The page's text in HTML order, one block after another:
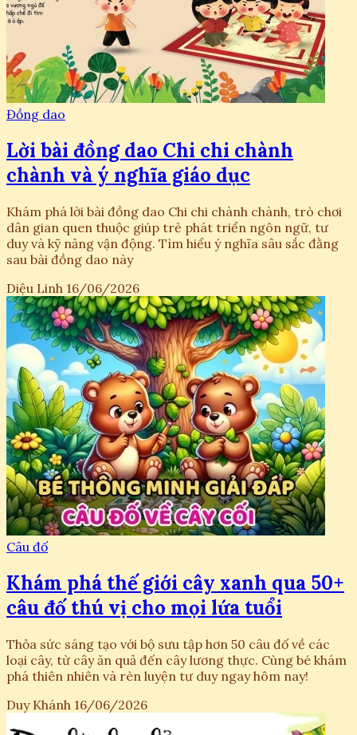
Đồng dao
Lời bài đồng dao Chi chi chành
chành và ý nghĩa giáo dục
Khám phá lời bài đồng dao Chi chi chành chành, trò chơi
dân gian quen thuộc giúp trẻ phát triển ngôn ngữ, tư
duy và kỹ năng vận động. Tìm hiểu ý nghĩa sâu sắc đằng
sau bài đồng dao này
Diệu Linh 16/06/2026
Câu đố
Khám phá thế giới cây xanh qua 50+
câu đố thú vị cho mọi lứa tuổi
Thỏa sức sáng tạo với bộ sưu tập hơn 50 câu đố về các
loại cây, từ cây ăn quả đến cây lương thực. Cùng bé khám
phá thiên nhiên và rèn luyện tư duy ngay hôm nay!
Duy Khánh 16/06/2026